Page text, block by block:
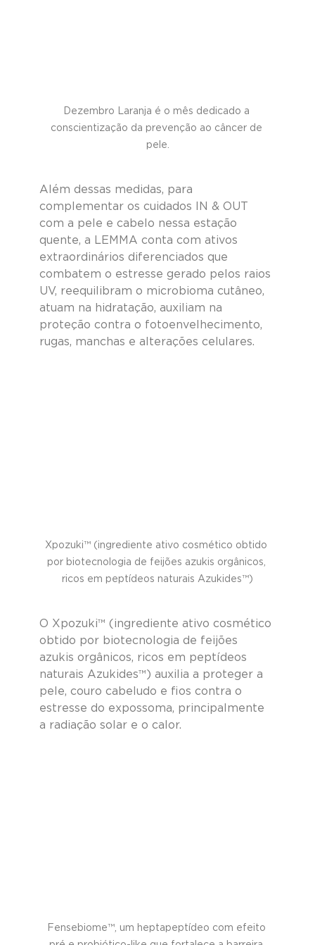
Dezembro Laranja é o mês dedicado a
conscientização da prevenção ao câncer de
pele.
Além dessas medidas, para
complementar os cuidados IN & OUT
com a pele e cabelo nessa estação
quente, a LEMMA conta com ativos
extraordinários diferenciados que
combatem o estresse gerado pelos raios
UV, reequilibram o microbioma cutâneo,
atuam na hidratação, auxiliam na
proteção contra o fotoenvelhecimento,
rugas, manchas e alterações celulares.
Xpozuki™ (ingrediente ativo cosmético obtido
por biotecnologia de feijões azukis orgânicos,
ricos em peptídeos naturais Azukides™)
O Xpozuki™ (ingrediente ativo cosmético
obtido por biotecnologia de feijões
azukis orgânicos, ricos em peptídeos
naturais Azukides™) auxilia a proteger a
pele, couro cabeludo e fios contra o
estresse do expossoma, principalmente
a radiação solar e o calor.
Fensebiome™, um heptapeptídeo com efeito